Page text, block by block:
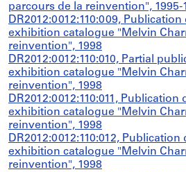
parcours de la reinvention", 1995-
DR2012:0012:110:009,
exhibition catalogue "Melvin
reinvention", 1998
DR2012:0012:110:010, Partial
exhibition catalogue "Melvin
reinvention", 1998
DR2012:0012:110:011,
exhibition catalogue "Melvin
reinvention", 1998
DR2012:0012:110:012,
exhibition catalogue "Melvin
reinvention", 1998